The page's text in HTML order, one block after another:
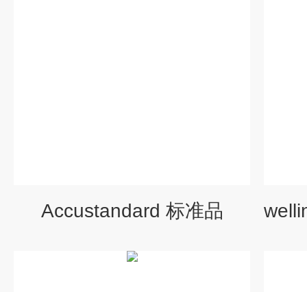
Accustandard 标准品